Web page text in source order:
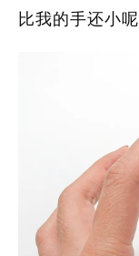
比我的手还小呢